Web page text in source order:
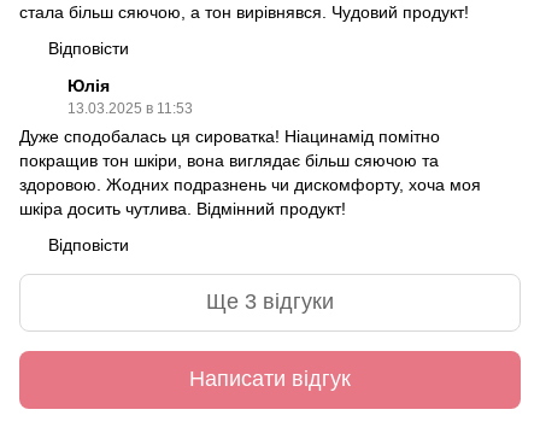
стала більш сяючою, а тон вирівнявся. Чудовий продукт!
Відповісти
Юлія
13.03.2025 в 11:53
Дуже сподобалась ця сироватка! Ніацинамід помітно
покращив тон шкіри, вона виглядає більш сяючою та
здоровою. Жодних подразнень чи дискомфорту, хоча моя
шкіра досить чутлива. Відмінний продукт!
Відповісти
Ще 3 відгуки
Написати відгук